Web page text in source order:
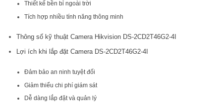
Thiết kế bền bỉ ngoài trời
Tích hợp nhiều tính năng thông minh
Thông số kỹ thuật Camera Hikvision DS-2CD2T46G2-4I
Lợi ích khi lắp đặt Camera DS-2CD2T46G2-4I
Đảm bảo an ninh tuyệt đối
Giảm thiểu chi phí giám sát
Dễ dàng lắp đặt và quản lý